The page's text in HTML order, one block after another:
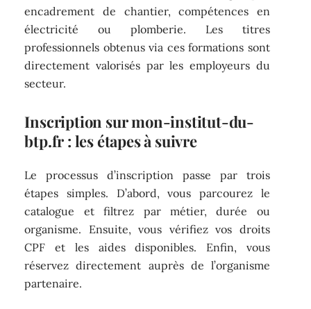
encadrement de chantier, compétences en
électricité ou plomberie. Les titres
professionnels obtenus via ces formations sont
directement valorisés par les employeurs du
secteur.
Inscription sur mon-institut-du-
btp.fr : les étapes à suivre
Le processus d’inscription passe par trois
étapes simples. D’abord, vous parcourez le
catalogue et filtrez par métier, durée ou
organisme. Ensuite, vous vérifiez vos droits
CPF et les aides disponibles. Enfin, vous
réservez directement auprès de l’organisme
partenaire.